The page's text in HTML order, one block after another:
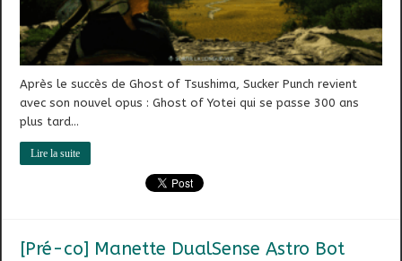
Après le succès de Ghost of Tsushima, Sucker Punch revient
avec son nouvel opus : Ghost of Yotei qui se passe 300 ans
plus tard…
Lire la suite
[Pré-co] Manette DualSense Astro Bot